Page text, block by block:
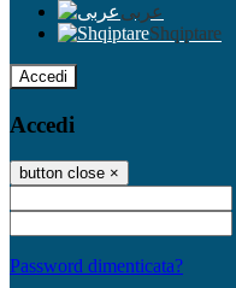
عربى
Shqiptare
Accedi
Accedi
button close ×
Password dimenticata?